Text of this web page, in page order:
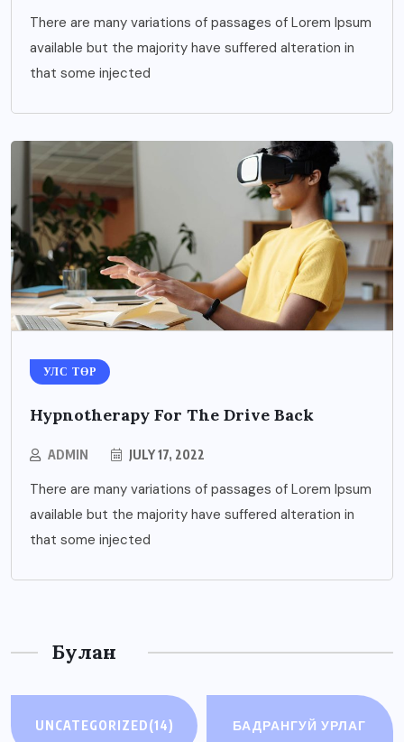
There are many variations of passages of Lorem Ipsum
available but the majority have suffered alteration in
that some injected
УЛС ТӨР
Hypnotherapy For The Drive Back
ADMIN JULY 17, 2022
There are many variations of passages of Lorem Ipsum
available but the majority have suffered alteration in
that some injected
Булан
UNCATEGORIZED(14)
БАДРАНГУЙ УРЛАГ